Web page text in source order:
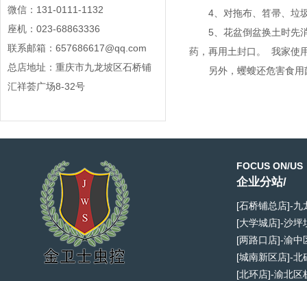
微信：131-0111-1132
座机：023-68863336
联系邮箱：657686617@qq.com
总店地址：重庆市九龙坡区石桥铺
汇祥荟广场8-32号
4、对拖布、笤帚、垃
5、花盆倒盆换土时先
药，再用土封口。 我家使
另外，蠼螋还危害食
FOCUS ON/US
企业分站/
[石桥铺总店]-九
[大学城店]-沙坪
[两路口店]-渝中
[城南新区店]-北
[北环店]-渝北区